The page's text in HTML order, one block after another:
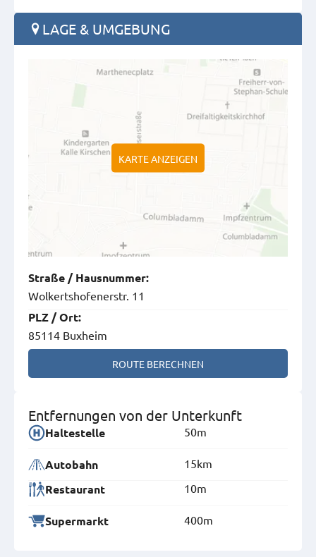
LAGE & UMGEBUNG
KARTE ANZEIGEN
Straße / Hausnummer:
Wolkertshofenerstr. 11
PLZ /Ort:
85114 Buxheim
ROUTE BERECHNEN
Entfernungen von der Unterkunft
Haltestelle 50m
Autobahn 15km
Restaurant 10m
Supermarkt 400m